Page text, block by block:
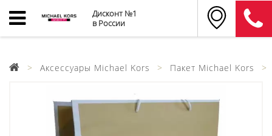
Дисконт №1
в России
Аксессуары Michael Kors Пакет Michael Kors